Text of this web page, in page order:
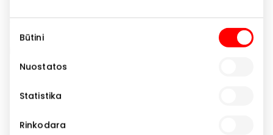
pasirinkimas
Būtini
Nuostatos
Statistika
Rinkodara
dermatologinė bei natūrali kosmetika, burnos
higienos priemonės ir prekės vaikams. Profesionalus
ir draugiškas kolektyvas visada patars ir suras Jums
tinkamiausią sprendimą.
Kontaktiniai tel. nr.: +370 37 214438; +370 37 214440.